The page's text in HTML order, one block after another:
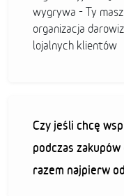
wygrywa - Ty
organizacja
lojalnych klientów
Czy jeśli chcę
podczas
razem najpierw